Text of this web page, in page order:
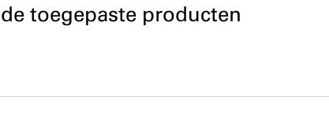
toegepaste producten